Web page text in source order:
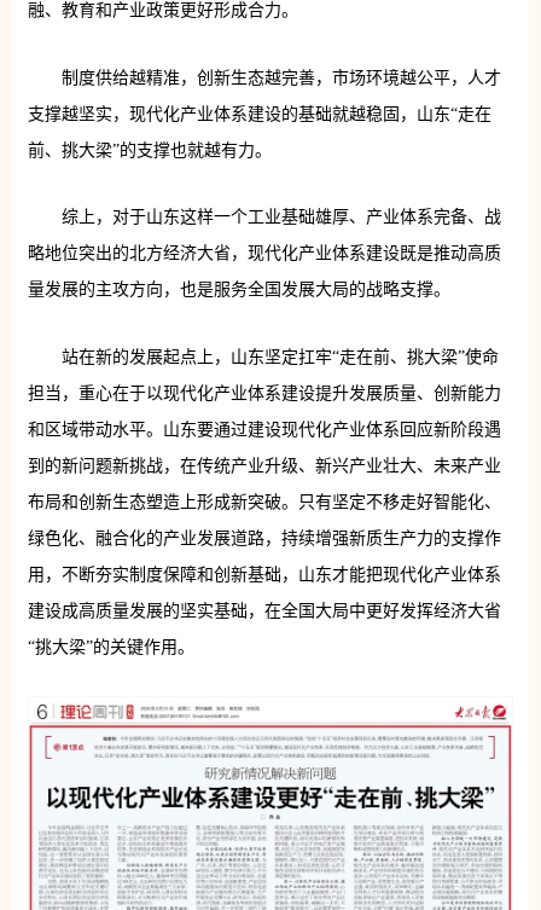
融、教育和产业政策更好形成合力。
制度供给越精准，创新生态越完善，市场环境越公平，人才
支撑越坚实，现代化产业体系建设的基础就越稳固，山东“走在
前、挑大梁”的支撑也就越有力。
综上，对于山东这样一个工业基础雄厚、产业体系完备、战
略地位突出的北方经济大省，现代化产业体系建设既是推动高质
量发展的主攻方向，也是服务全国发展大局的战略支撑。
站在新的发展起点上，山东坚定扛牢“走在前、挑大梁”使命
担当，重心在于以现代化产业体系建设提升发展质量、创新能力
和区域带动水平。山东要通过建设现代化产业体系回应新阶段遇
到的新问题新挑战，在传统产业升级、新兴产业壮大、未来产业
布局和创新生态塑造上形成新突破。只有坚定不移走好智能化、
绿色化、融合化的产业发展道路，持续增强新质生产力的支撑作
用，不断夯实制度保障和创新基础，山东才能把现代化产业体系
建设成高质量发展的坚实基础，在全国大局中更好发挥经济大省
“挑大梁”的关键作用。